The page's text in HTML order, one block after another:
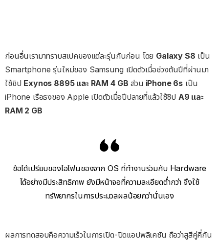
ก่อนอื่นเรามาทราบสเปคของแต่ละรุ่นกันก่อน โดย Galaxy S8 เป็น
Smartphone รุ่นใหม่ของ Samsung เปิดตัวเมื่อช่วงต้นปีที่ผ่านมา
ใช้ชิป Exynos 8895 และ RAM 4 GB ส่วน iPhone 6s เป็น
iPhone เรือธงของ Apple เปิดตัวเมื่อปีปลายที่แล้วใช้ชิป A9 และ
RAM 2 GB
ข้อได้เปรียบของไอโฟนของจาก OS ที่ทำงานร่วมกับ Hardware
ได้อย่างมีประสิทธิภาพ ยังมีหน้าจอที่ความละเอียดต่ำกว่า จึงใช้
ทรัพยากรในการประมวลผลน้อยกว่านั่นเอง
ผลการทดสอบคือความเร็วในการเปิด-ปิดแอปพลิเคชัน ถือว่าสูสีคู่คี่กัน